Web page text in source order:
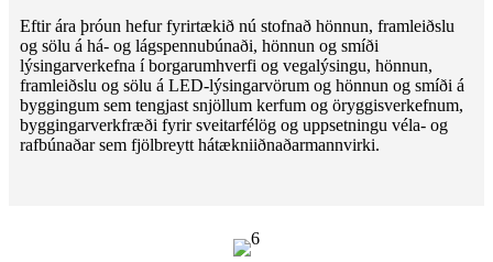
Eftir ára þróun hefur fyrirtækið nú stofnað hönnun, framleiðslu
og sölu á há- og lágspennubúnaði, hönnun og smíði
lýsingarverkefna í borgarumhverfi og vegalýsingu, hönnun,
framleiðslu og sölu á LED-lýsingarvörum og hönnun og smíði á
byggingum sem tengjast snjöllum kerfum og öryggisverkefnum,
byggingarverkfræði fyrir sveitarfélög og uppsetningu véla- og
rafbúnaðar sem fjölbreytt hátækniiðnaðarmannvirki.